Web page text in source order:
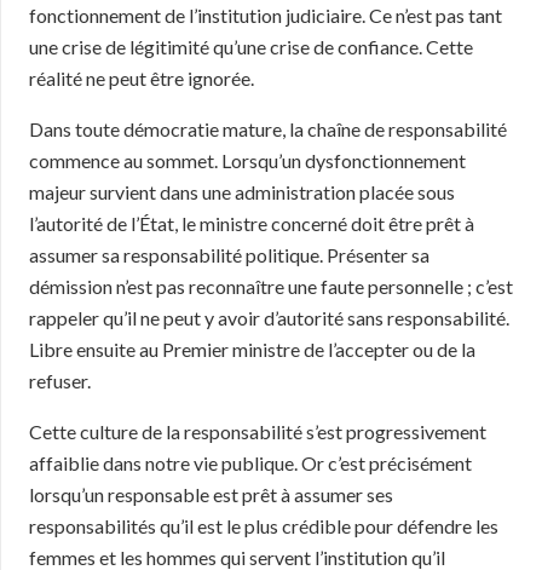
fonctionnement de l’institution judiciaire. Ce n’est pas tant
une crise de légitimité qu’une crise de confiance. Cette
réalité ne peut être ignorée.
Dans toute démocratie mature, la chaîne de responsabilité
commence au sommet. Lorsqu’un dysfonctionnement
majeur survient dans une administration placée sous
l’autorité de l’État, le ministre concerné doit être prêt à
assumer sa responsabilité politique. Présenter sa
démission n’est pas reconnaître une faute personnelle ; c’est
rappeler qu’il ne peut y avoir d’autorité sans responsabilité.
Libre ensuite au Premier ministre de l’accepter ou de la
refuser.
Cette culture de la responsabilité s’est progressivement
affaiblie dans notre vie publique. Or c’est précisément
lorsqu’un responsable est prêt à assumer ses
responsabilités qu’il est le plus crédible pour défendre les
femmes et les hommes qui servent l’institution qu’il